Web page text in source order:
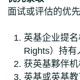
面试或评估的优
英基企业提
Rights）持有
获英基夥伴
英基或英基